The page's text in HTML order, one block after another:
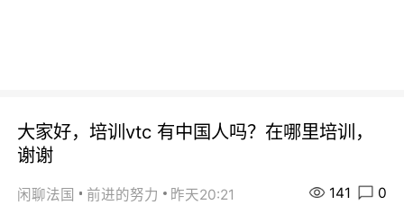
大家好，培训vtc 有中国人吗？在哪里培训，
谢谢
闲聊法国 前进的努力 昨天20:21 141 0